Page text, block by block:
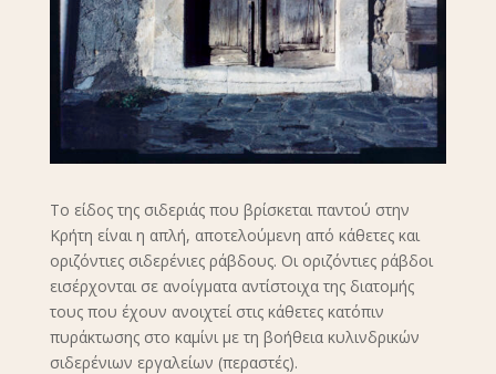
Το είδος της σιδεριάς που βρίσκεται παντού στην
Κρήτη είναι η απλή, αποτελούμενη από κάθετες και
οριζόντιες σιδερένιες ράβδους. Οι οριζόντιες ράβδοι
εισέρχονται σε ανοίγματα αντίστοιχα της διατομής
τους που έχουν ανοιχτεί στις κάθετες κατόπιν
πυράκτωσης στο καμίνι με τη βοήθεια κυλινδρικών
σιδερένιων εργαλείων (περαστές).